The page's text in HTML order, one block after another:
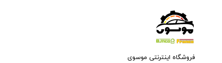
فروشگاه اینترنتی موسوی